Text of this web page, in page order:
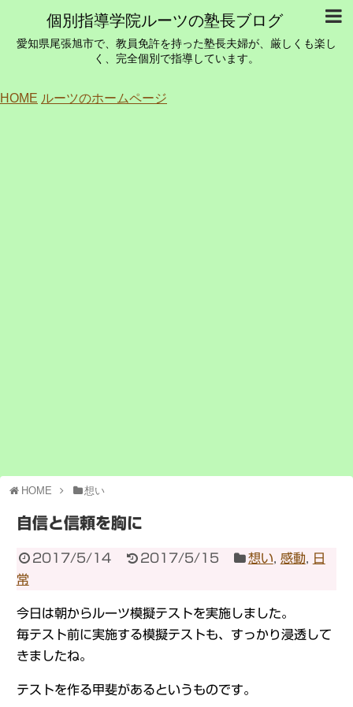
個別指導学院ルーツの塾長ブログ
愛知県尾張旭市で、教員免許を持った塾長夫婦が、厳しくも楽し
く、完全個別で指導しています。
HOME ルーツのホームページ
HOME 想い
自信と信頼を胸に
2017/5/14 2017/5/15 想い 感動
日
常
今日は朝からルーツ模擬テストを実施しました。
毎テスト前に実施する模擬テストも、すっかり浸透して
きましたね。
テストを作る甲斐があるというものです。